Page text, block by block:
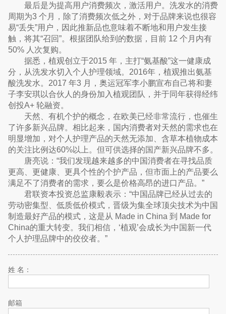
最后是为提高用户消费频次，激活用户。洗发水的消费
周期为3 个月，除了消费频次低之外，对于品牌来说也很容
易“丢失”用户，因此推新品也意味着不断地和用户发生接
触，将其“召回”。根据团队给到的数据，目前 12 个月内有
50% 人次复购。
据悉，植观创立于2015 年，主打“氨基酸”这一健康成
分，从洗发水切入个人护理领域。2016年，植观推出氨基
酸洗发水。2017 年3 月，奥运冠军李小鹏宣布自己将和妻
子李安琪以合伙人的身份加入植观团队，并于同年获得经纬
创投A+ 轮融资。
天然、有机个护的概念，在欧美已经非常流行，也催生
了许多新兴品牌。相比起来，国内消费者对天然的需求也在
明显增加，对个人护理产品的天然无添加、含草本植物成本
的关注比例达60%以上。但可供选择的国产新兴品牌不多。
唐亮说：“我们发现越来越多的中国消费者在寻找品质
更高、更健康、更具个性的个护产品，但市面上的产品要么
满足不了消费者的需求，要么是价格高昂的进口产品。”
君联资本投资总监康毅表示：“中国品牌已经从过去的
劳动密集型、低质低价模式，晋级为集全球顶尖技术为中国
制造最好产品的模式，这是从 Made in China 到 Made for
China的重大转变。我们相信，‘植观’会成长为中国新一代
个人护理品牌中的佼佼者。”
姓 名：
邮箱